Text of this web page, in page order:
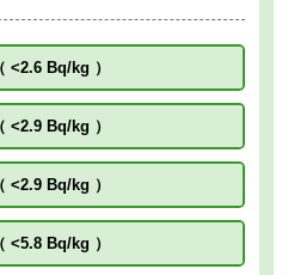
（ <2.6 Bq/kg ）
（ <2.9 Bq/kg ）
（ <2.9 Bq/kg ）
（ <5.8 Bq/kg ）